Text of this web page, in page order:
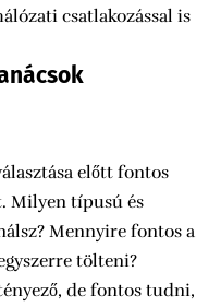
csatlakozással is
előtt fontos
Milyen típusú és
Mennyire fontos a
tölteni?
de fontos tudni,